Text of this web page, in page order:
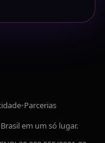
•Parcerias
em um só lugar.